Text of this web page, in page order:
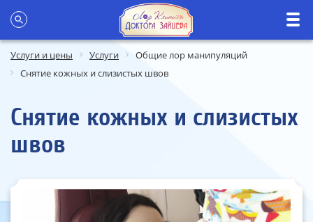
Услуги и цены Услуги
Общие лор манипуляций
Снятие кожных и слизистых швов
Снятие кожных и слизистых
швов